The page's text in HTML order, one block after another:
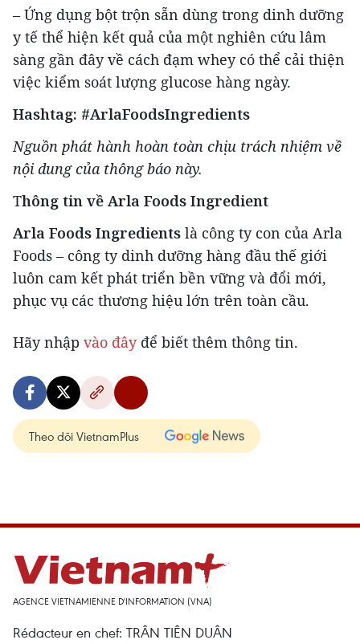
– Ứng dụng bột trộn sẵn dùng trong dinh dưỡng
y tế thể hiện kết quả của một nghiên cứu lâm
sàng gần đây về cách đạm whey có thể cải thiện
việc kiểm soát lượng glucose hàng ngày.
Hashtag: #ArlaFoodsIngredients
Nguồn phát hành hoàn toàn chịu trách nhiệm về
nội dung của thông báo này.
Thông tin về Arla Foods Ingredient
Arla Foods Ingredients là công ty con của Arla
Foods – công ty dinh dưỡng hàng đầu thế giới
luôn cam kết phát triển bền vững và đổi mới,
phục vụ các thương hiệu lớn trên toàn cầu.
Hãy nhập vào đây để biết thêm thông tin.
Theo dõi VietnamPlus
AGENCE VIETNAMIENNE D'INFORMATION (VNA)
Rédacteur en chef: TRÂN TIÊN DUÂN